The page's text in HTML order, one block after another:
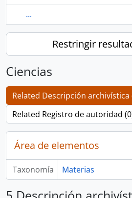
...
Restringir
Ciencias
Related Descripción archivística
Related Registro de autoridad
Área de elementos
Taxonomía Materias